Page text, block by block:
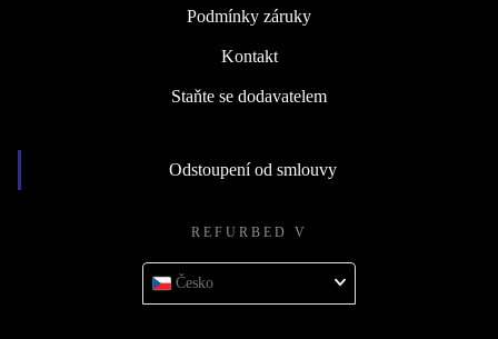
Podmínky záruky
Kontakt
Staňte se dodavatelem
Odstoupení od smlouvy
REFURBED V
Česko